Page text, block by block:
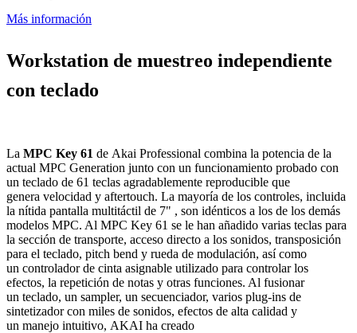
Más información
Workstation de muestreo independiente
con teclado
La MPC Key 61 de Akai Professional combina la potencia de la
actual MPC Generation junto con un funcionamiento probado con
un teclado de 61 teclas agradablemente reproducible que
genera velocidad y aftertouch. La mayoría de los controles, incluida
la nítida pantalla multitáctil de 7" , son idénticos a los de los demás
modelos MPC. Al MPC Key 61 se le han añadido varias teclas para
la sección de transporte, acceso directo a los sonidos, transposición
para el teclado, pitch bend y rueda de modulación, así como
un controlador de cinta asignable utilizado para controlar los
efectos, la repetición de notas y otras funciones. Al fusionar
un teclado, un sampler, un secuenciador, varios plug-ins de
sintetizadorcon miles de sonidos, efectos de alta calidad y
un manejo intuitivo, AKAI ha creado